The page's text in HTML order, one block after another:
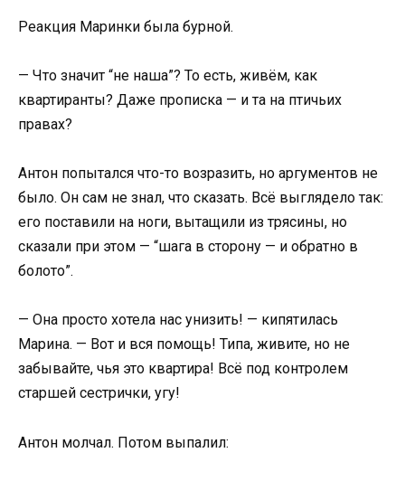
Реакция Маринки была бурной.
— Что значит “не наша”? То есть, живём, как
квартиранты? Даже прописка — и та на птичьих
правах?
Антон попытался что-то возразить, но аргументов не
было. Он сам не знал, что сказать. Всё выглядело так:
его поставили на ноги, вытащили из трясины, но
сказали при этом — “шага в сторону — и обратно в
болото”.
— Она просто хотела нас унизить! — кипятилась
Марина. — Вот и вся помощь! Типа, живите, но не
забывайте, чья это квартира! Всё под контролем
старшей сестрички, угу!
Антон молчал. Потом выпалил: